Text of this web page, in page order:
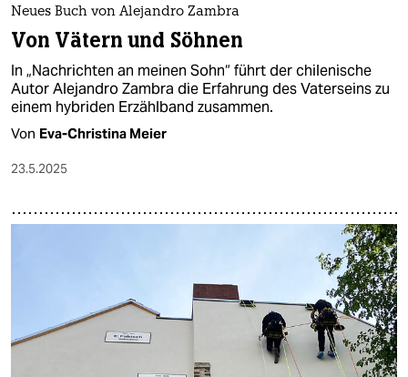
Neues Buch von Alejandro Zambra
Von Vätern und Söhnen
In „Nachrichten an meinen Sohn“ führt der chilenische
Autor Alejandro Zambra die Erfahrung des Vaterseins zu
einem hybriden Erzählband zusammen.
Von Eva-Christina Meier
23.5.2025